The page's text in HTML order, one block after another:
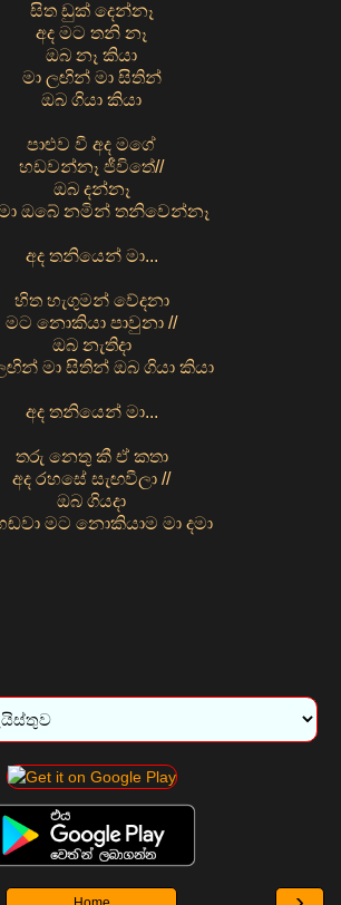
සිත ඩුක් දෙන්නෑ
අද මට තනි නෑ
ඔබ නෑ කියා
මා ලඟින් මා සිතින්
ඔබ ගියා කියා
පාළුව වී අද මගේ
හඩවන්නෑ ජීවිතේ//
ඔබ දන්නෑ
මා ඔබේ නමින් තනිවෙන්නෑ
අද තනියෙන් මා...
හිත හැගුමන් වේදනා
මට නොකියා පාවුනා //
ඔබ නැතිදා
මා සිතින් ඔබ ගියා කියා
අද තනියෙන් මා...
තරු නෙතු කී ඒ කතා
අද රහසේ සැඟවීලා //
ඔබ ගියදා
මට නොකියාම මා දමා